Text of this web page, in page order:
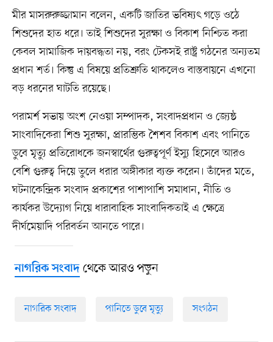
মীর মাসরুরুজ্জামান বলেন, একটি জাতির ভবিষ্যৎ গড়ে ওঠে
শিশুদের হাত ধরে। তাই শিশুদের সুরক্ষা ও বিকাশ নিশ্চিত করা
কেবল সামাজিক দায়বদ্ধতা নয়, বরং টেকসই রাষ্ট্র গঠনের অন্যতম
প্রধান শর্ত। কিন্তু এ বিষয়ে প্রতিশ্রুতি থাকলেও বাস্তবায়নে এখনো
বড় ধরনের ঘাটতি রয়েছে।
পরামর্শ সভায় অংশ নেওয়া সম্পাদক, সংবাদপ্রধান ও জ্যেষ্ঠ
সাংবাদিকেরা শিশু সুরক্ষা, প্রারম্ভিক শৈশব বিকাশ এবং পানিতে
ডুবে মৃত্যু প্রতিরোধকে জনস্বার্থের গুরুত্বপূর্ণ ইস্যু হিসেবে আরও
বেশি গুরুত্ব দিয়ে তুলে ধরার অঙ্গীকার ব্যক্ত করেন। তাঁদের মতে,
ঘটনাকেন্দ্রিক সংবাদ প্রকাশের পাশাপাশি সমাধান, নীতি ও
কার্যকর উদ্যোগ নিয়ে ধারাবাহিক সাংবাদিকতাই এ ক্ষেত্রে
দীর্ঘমেয়াদি পরিবর্তন আনতে পারে।
নাগরিক সংবাদথেকে আরও পড়ুন
নাগরিক সংবাদ পানিতে ডুবে মৃত্যু সংগঠন